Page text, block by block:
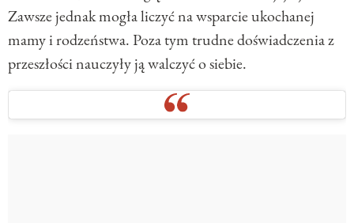
Zawsze jednak mogła liczyć na wsparcie ukochanej
mamy i rodzeństwa. Poza tym trudne doświadczenia z
przeszłości nauczyły ją walczyć o siebie.